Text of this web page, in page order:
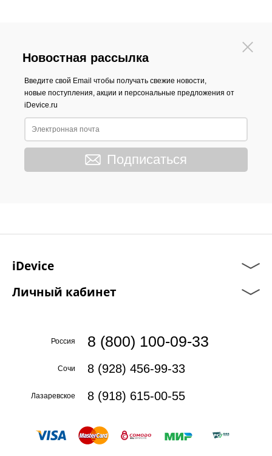
Новостная рассылка
Введите свой Email чтобы получать свежие новости,
новые поступления, акции и персональные предложения от
iDevice.ru
Подписаться
iDevice
Личный кабинет
Россия 8 (800) 100-09-33
Сочи 8 (928) 456-99-33
Лазаревское 8 (918) 615-00-55